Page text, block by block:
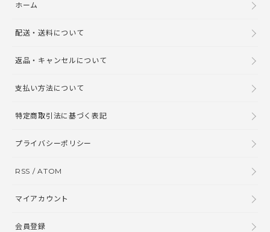
ホーム
配送・送料について
返品・キャンセルについて
支払い方法について
特定商取引法に基づく表記
プライバシーポリシー
RSS /ATOM
マイアカウント
会員登録